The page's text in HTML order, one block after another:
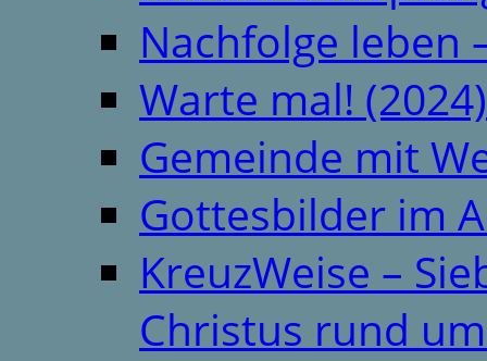
Nachfolge leben
Warte mal! (2024)
Gemeinde mit
Gottesbilder im
KreuzWeise –
Christus rund